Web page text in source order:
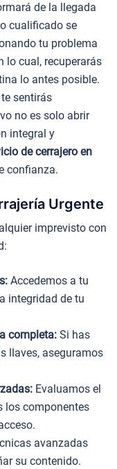
de la llegada
cualificado se
tu problema
lo cual, recuperarás
lo antes posible.
sentirás
no es solo abrir
integral y
de cerrajero en
confianza.
Urgente
imprevisto con
Accedemos a tu
integridad de tu
completa: Si has
llaves, aseguramos
Evaluamos el
los componentes
avanzadas
su contenido.